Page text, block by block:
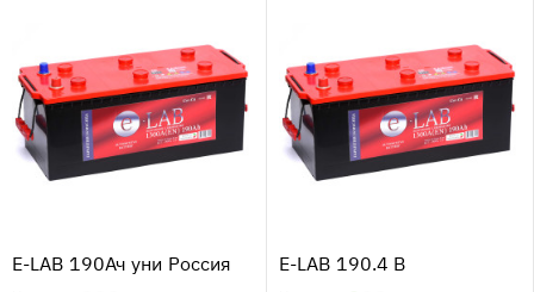
E-LAB 190Ач уни Россия E-LAB 190.4 B